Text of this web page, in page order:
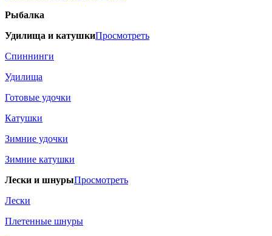
Рыбалка
Удилища и катушкиПросмотреть
Спиннинги
Удилища
Готовые удочки
Катушки
Зимние удочки
Зимние катушки
Лески и шнурыПросмотреть
Лески
Плетенные шнуры